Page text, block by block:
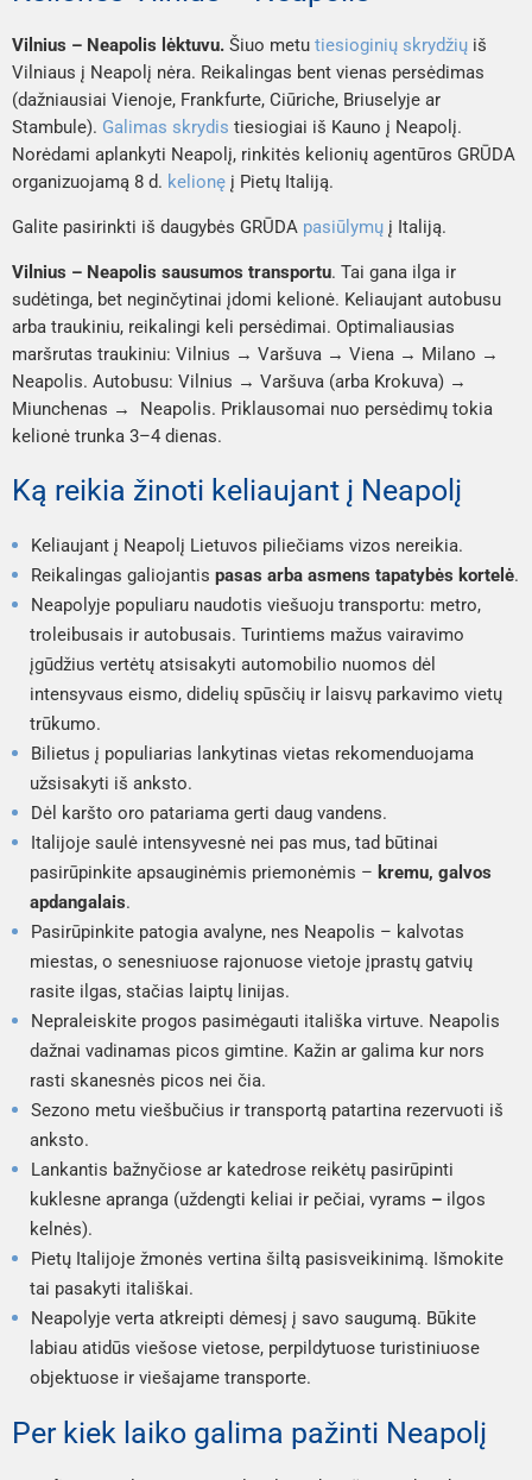
Vilnius – Neapolis lėktuvu. Šiuo metu tiesioginių skrydžių iš
Vilniaus į Neapolį nėra. Reikalingas bent vienas persėdimas
(dažniausiai Vienoje, Frankfurte, Ciūriche, Briuselyje ar
Stambule). Galimas skrydis tiesiogiai iš Kauno į Neapolį.
Norėdami aplankyti Neapolį, rinkitės kelionių agentūros GRŪDA
organizuojamą 8 d. kelionę į Pietų Italiją.
Galite pasirinkti iš daugybės GRŪDA pasiūlymų į Italiją.
Vilnius – Neapolis sausumos transportu. Tai gana ilga ir
sudėtinga, bet neginčytinai įdomi kelionė. Keliaujant autobusu
arba traukiniu, reikalingi keli persėdimai. Optimaliausias
maršrutas traukiniu: Vilnius → Varšuva → Viena → Milano →
Neapolis. Autobusu: Vilnius → Varšuva (arba Krokuva) →
Miunchenas → Neapolis. Priklausomai nuo persėdimų tokia
kelionė trunka 3–4 dienas.
Ką reikia žinoti keliaujant į Neapolį
Keliaujant į Neapolį Lietuvos piliečiams vizos nereikia.
Reikalingas galiojantis pasas arba asmens tapatybės kortelė.
Neapolyje populiaru naudotis viešuoju transportu: metro,
troleibusais ir autobusais. Turintiems mažus vairavimo
įgūdžius vertėtų atsisakyti automobilio nuomos dėl
intensyvaus eismo, didelių spūsčių ir laisvų parkavimo vietų
trūkumo.
Bilietus į populiarias lankytinas vietas rekomenduojama
užsisakyti iš anksto.
Dėl karšto oro patariama gerti daug vandens.
Italijoje saulė intensyvesnė nei pas mus, tad būtinai
pasirūpinkite apsauginėmis priemonėmis – kremu, galvos
apdangalais.
Pasirūpinkite patogia avalyne, nes Neapolis – kalvotas
miestas, o senesniuose rajonuose vietoje įprastų gatvių
rasite ilgas, stačias laiptų linijas.
Nepraleiskite progos pasimėgauti itališka virtuve. Neapolis
dažnai vadinamas picos gimtine. Kažin ar galima kur nors
rasti skanesnės picos nei čia.
Sezono metu viešbučius ir transportą patartina rezervuoti iš
anksto.
Lankantis bažnyčiose ar katedrose reikėtų pasirūpinti
kuklesne apranga (uždengti keliai ir pečiai, vyrams – ilgos
kelnės).
Pietų Italijoje žmonės vertina šiltą pasisveikinimą. Išmokite
tai pasakyti itališkai.
Neapolyje verta atkreipti dėmesį į savo saugumą. Būkite
labiau atidūs viešose vietose, perpildytuose turistiniuose
objektuose ir viešajame transporte.
Per kiek laiko galima pažinti Neapolį